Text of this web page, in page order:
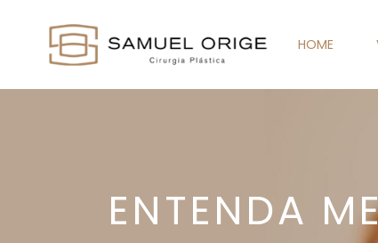
HOME
ENTENDA